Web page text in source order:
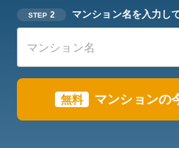
STEP 2 マンション名を入力し
無料 マンションの